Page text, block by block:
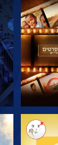
הסדרה
הסדרה